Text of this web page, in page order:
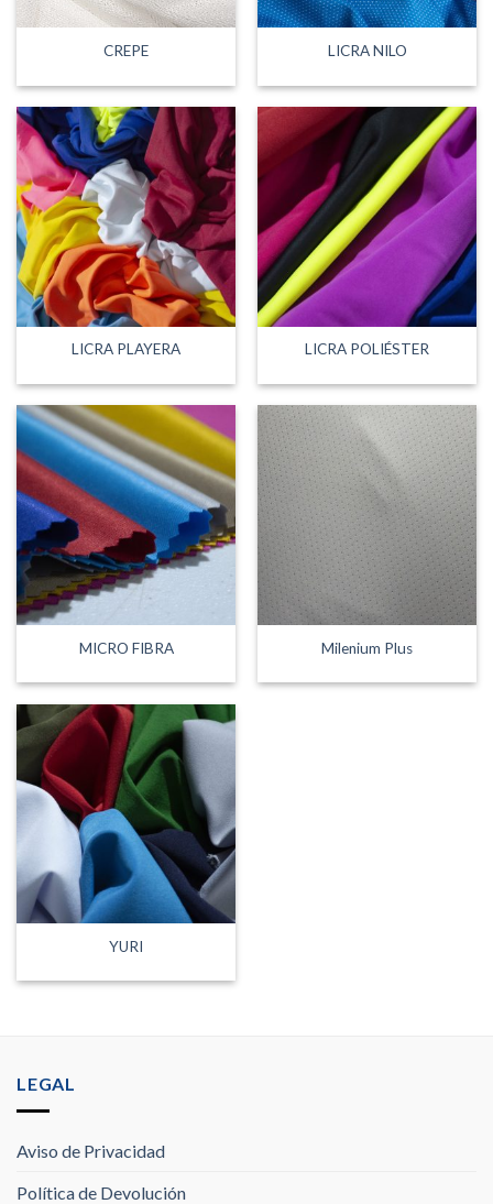
CREPE LICRA NILO
LICRA PLAYERA LICRA POLIÉSTER
MICRO FIBRA Milenium Plus
YURI
LEGAL
Aviso de Privacidad
Política de Devolución